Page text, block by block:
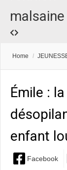
malsaine
Home /
Émile :
enfant
Facebook